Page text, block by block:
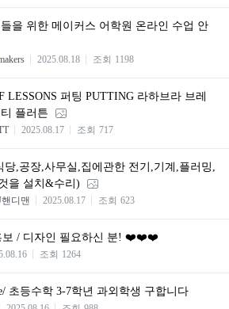
을 위한 메이커스 어학원 온라인 수업 안
2025.08.18 조회 1198
LESSONS 퍼팅 PUTTING 라하브라 브레
플러튼
2025.08.17 조회 717
당,공장,사무실,집에관한 전기,기계,플러밍,
을 설치&수리)
핸디맨 2025.08.17 조회 623
/ 디자인 필요하신 분! ❤️❤️❤️
조회 1264
초등수학 3-7학년 과외학생 구합니다